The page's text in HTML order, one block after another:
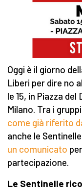
Oggi è il giorno
Liberi per dire no
le 15, in Piazza
Milano. Tra i
come già riferito
anche le
un comunicato
partecipazione.
Le Sentinelle